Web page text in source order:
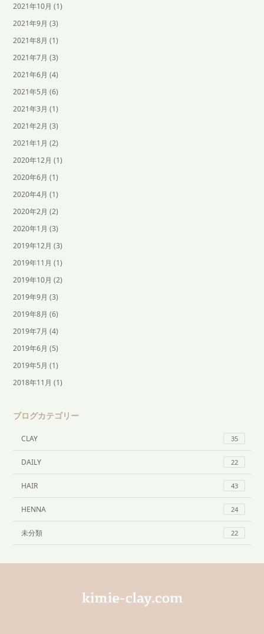
2021年10月 (1)
2021年9月 (3)
2021年8月 (1)
2021年7月 (3)
2021年6月 (4)
2021年5月 (6)
2021年3月 (1)
2021年2月 (3)
2021年1月 (2)
2020年12月 (1)
2020年6月 (1)
2020年4月 (1)
2020年2月 (2)
2020年1月 (3)
2019年12月 (3)
2019年11月 (1)
2019年10月 (2)
2019年9月 (3)
2019年8月 (6)
2019年7月 (4)
2019年6月 (5)
2019年5月 (1)
2018年11月 (1)
ブログカテゴリー
CLAY 35
DAILY 22
HAIR 43
HENNA 24
未分類 22